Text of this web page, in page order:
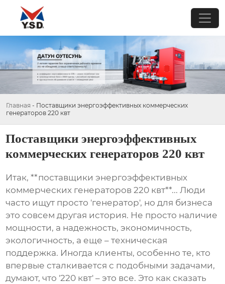
Главная - Поставщики энергоэффективных коммерческих
генераторов 220 квт
Поставщики энергоэффективных
коммерческих генераторов 220 квт
Итак, **поставщики энергоэффективных
коммерческих генераторов 220 квт**... Люди
часто ищут просто 'генератор', но для бизнеса
это совсем другая история. Не просто наличие
мощности, а надежность, экономичность,
экологичность, а еще – техническая
поддержка. Иногда клиенты, особенно те, кто
впервые сталкивается с подобными задачами,
думают, что '220 квт' – это все. Это как сказать